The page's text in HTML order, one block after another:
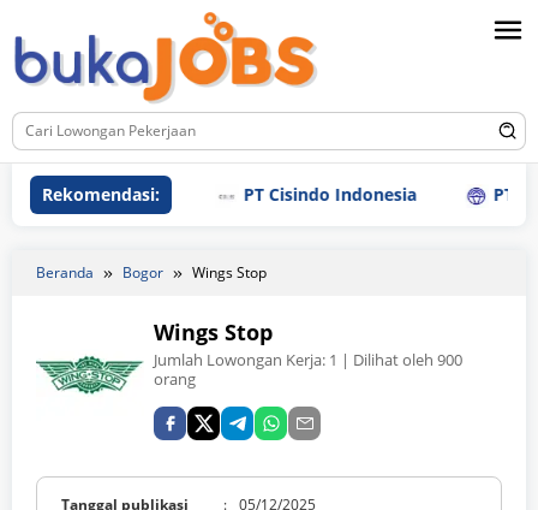
ke
konten
Rekomendasi: PT Cisindo Indonesia PT
Beranda Bogor Wings Stop
Wings Stop
Jumlah Lowongan Kerja: 1 | Dilihat oleh 900
orang
Tanggal publikasi : 05/12/2025